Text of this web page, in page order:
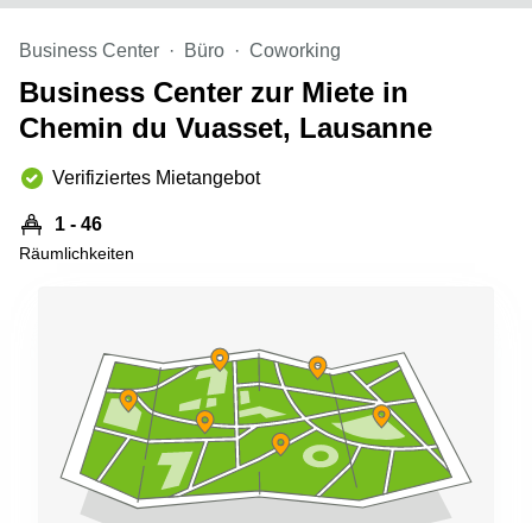
mieten
Luzern
Business
Center
Center
Zug
29 Basel
Zugerstrasse
Glärnischstrasse
13 Wil
Werftestrasse
Business Center Büro Coworking
Business Center zur Miete in
Chemin du Vuasset, Lausanne
Verifiziertes Mietangebot
1 - 46
Räumlichkeiten